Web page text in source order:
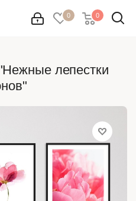
0 0
лепестки